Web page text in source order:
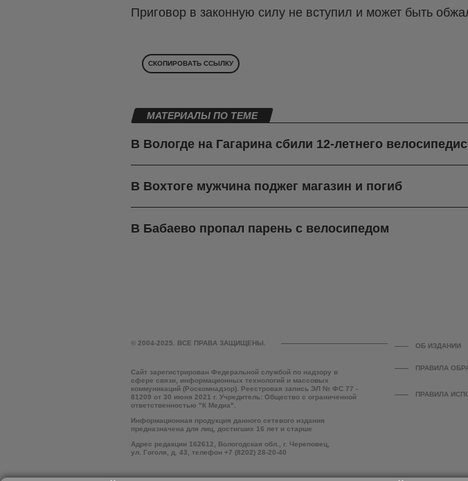
Приговор в законную силу не вступил и может быть
СКОПИРОВАТЬ ССЫЛКУ
МАТЕРИАЛЫ ПО ТЕМЕ
В Вологде на Гагарина сбили 12-летнего
В Вохтоге мужчина поджег магазин и погиб
В Бабаево пропал парень с велосипедом
© 2004-2025. ВСЕ ПРАВА ЗАЩИЩЕНЫ.
Сайт зарегистрирован Федеральной службой по надзору в
сфере связи, информационных технологий и массовых
коммуникаций (Роскомнадзор). Реестровая запись ЭЛ № ФС 77 -
81209 от 30 июня 2021 г. Учредитель: Общество с ограниченной
ответственностью "К Медиа".
Информационная продукция данного сетевого издания
предназначена для лиц, достигших 16 лет и старше
Адрес редакции 162612, Вологодская обл., г. Череповец,
ул. Гоголя, д. 43, телефон +7 (8202) 28-20-40
ОБ ИЗДАНИИ
ПРАВИЛА
ПРАВИЛА